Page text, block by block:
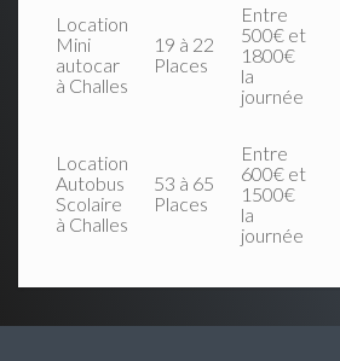
Location
Mini
autocar
à Challes
19 à 22
Places
Entre
500€ et
1800€
la
journée
Location
Autobus
Scolaire
à Challes
53 à 65
Places
Entre
600€ et
1500€
la
journée